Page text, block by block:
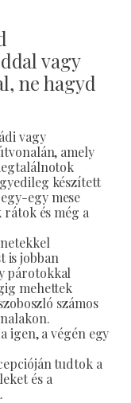
vagy
ne hagyd
vagy
amely
készített
egy mese
és még a
is jobban
párotokkal
mehettek
számos
igen, a végén egy
tudtok a
és a